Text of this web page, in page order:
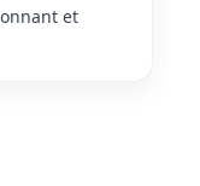
et